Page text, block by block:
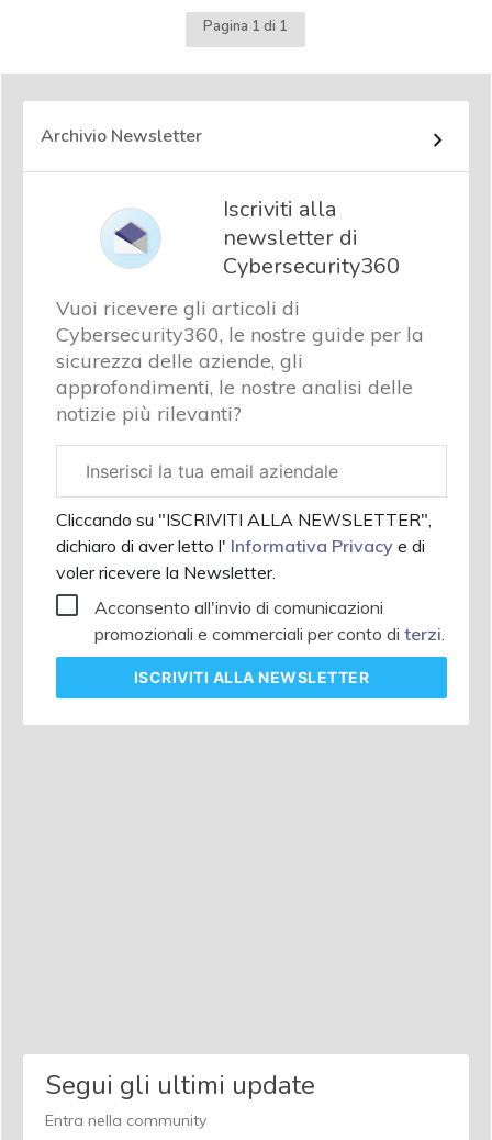
Pagina 1 di 1
Archivio Newsletter
Iscriviti alla
newsletter di
Cybersecurity360
Vuoi ricevere gli articoli di
Cybersecurity360, le nostre guide per la
sicurezza delle aziende, gli
approfondimenti, le nostre analisi delle
notizie più rilevanti?
aziendale
Cliccando su "ISCRIVITI ALLA NEWSLETTER",
dichiaro di aver letto l' Informativa Privacy e di
voler ricevere la Newsletter.
Acconsento all'invio di comunicazioni
promozionali e commerciali per conto di terzi
ISCRIVITI ALLA NEWSLETTER
Segui gli ultimi update
Entra nella community